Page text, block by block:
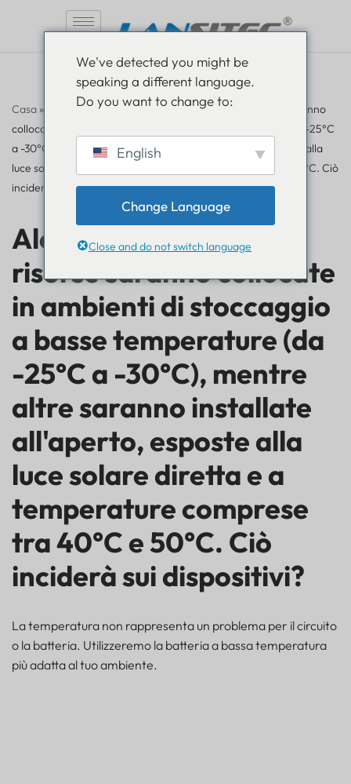
Casa » Domande frequenti » Alcune delle nostre risorse saranno
collocate in ambienti di stoccaggio a basse temperature (da -25°C
a -30°C), mentre altre saranno installate all'aperto, esposte alla
luce solare diretta e a temperature comprese tra 40°C e 50°C. Ciò
inciderà sui dispositivi?
Alcune delle nostre
risorse saranno collocate
in ambienti di stoccaggio
a basse temperature (da
-25°C a -30°C), mentre
altre saranno installate
all'aperto, esposte alla
luce solare diretta e a
temperature comprese
tra 40°C e 50°C. Ciò
inciderà sui dispositivi?
La temperatura non rappresenta un problema per il circuito
o la batteria. Utilizzeremo la batteria a bassa temperatura
più adatta al tuo ambiente.
We've detected you might be
speaking a different language.
Do you want to change to:
English
Change Language
Close and do not switch language